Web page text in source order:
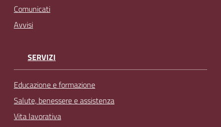
Comunicati
Avvisi
SERVIZI
Educazione e formazione
Salute, benessere e assistenza
Vita lavorativa